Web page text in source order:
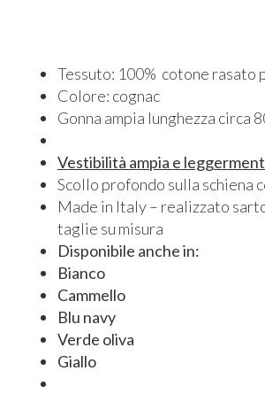
Tessuto: 100% cotone rasato
Colore: cognac
Gonna ampia lunghezza circa
Vestibilità ampia e
Scollo profondo sulla schiena
Made in Italy – realizzato
taglie su misura
Disponibile anche in:
Bianco
Cammello
Blu navy
Verde oliva
Giallo